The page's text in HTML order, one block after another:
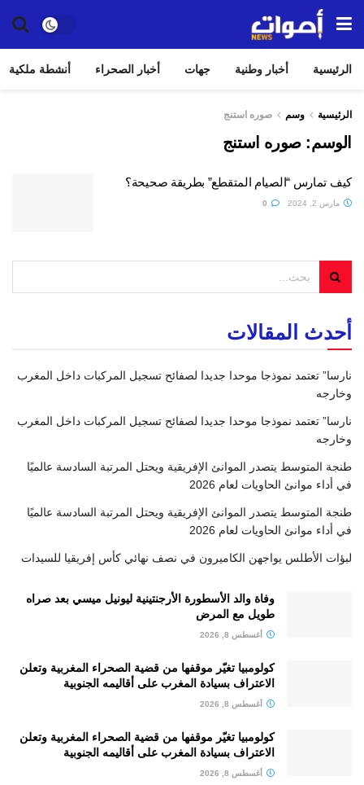
الرئيسية أخبار وطنية جهات أخبار الصحراء أنشطة ملكية
الرئيسية وسم صوره استنج
الوسم:صوره استنج
كيف تمارس “الصيام المتقطع” بطريقة صحيحة؟
مارس 2, 2024
أحدث المقالات
نارسا” تعتمد نموذجا موحدا جديدا لصفائح تسجيل المركبات داخل المغرب
وخارجه
نارسا” تعتمد نموذجا موحدا جديدا لصفائح تسجيل المركبات داخل المغرب
وخارجه
طنجة المتوسط يتصدر الموانئ الإفريقية ويحتل المرتبة السادسة عالميًا
في أداء موانئ الحاويات لعام 2026
طنجة المتوسط يتصدر الموانئ الإفريقية ويحتل المرتبة السادسة عالميًا
في أداء موانئ الحاويات لعام 2026
لبؤات الأطلس يواجهن الكاميرون في نصف نهائي كأس إفريقيا للسيدات
وفاة والد الأسطورة الأرجنتينية ليونيل ميسي بعد صراه
طويل مع المرض
أغسطس 8, 2026
كولومبيا تغيّر موقفها من قضية الصحراء المغربية وتعلن
الاعتراف بسيادة المغرب على أقاليمه الجنوبية
أغسطس 8, 2026
كولومبيا تغيّر موقفها من قضية الصحراء المغربية وتعلن
الاعتراف بسيادة المغرب على أقاليمه الجنوبية
أغسطس 8, 2026